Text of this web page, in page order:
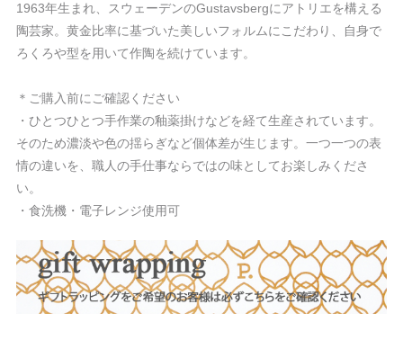
1963年生まれ、スウェーデンのGustavsbergにアトリエを構える
陶芸家。黄金比率に基づいた美しいフォルムにこだわり、自身で
ろくろや型を用いて作陶を続けています。
＊ご購入前にご確認ください
・ひとつひとつ手作業の釉薬掛けなどを経て生産されています。
そのため濃淡や色の揺らぎなど個体差が生じます。一つ一つの表
情の違いを、職人の手仕事ならではの味としてお楽しみくださ
い。
・食洗機・電子レンジ使用可